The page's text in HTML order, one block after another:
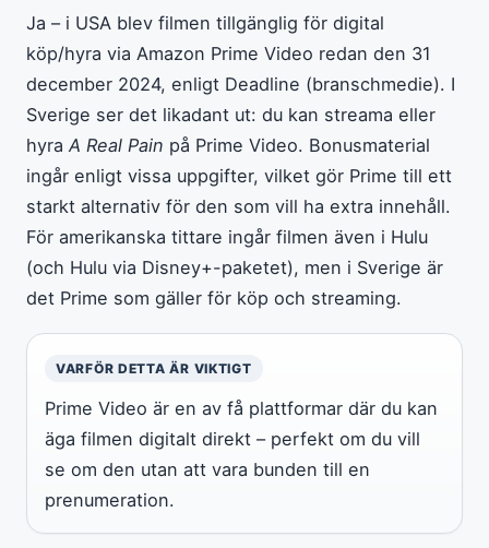
Ja – i USA blev filmen tillgänglig för digital
köp/hyra via Amazon Prime Video redan den 31
december 2024, enligt Deadline (branschmedie). I
Sverige ser det likadant ut: du kan streama eller
hyra A Real Pain på Prime Video. Bonusmaterial
ingår enligt vissa uppgifter, vilket gör Prime till ett
starkt alternativ för den som vill ha extra innehåll.
För amerikanska tittare ingår filmen även i Hulu
(och Hulu via Disney+-paketet), men i Sverige är
det Prime som gäller för köp och streaming.
VARFÖR DETTA ÄR VIKTIGT
Prime Video är en av få plattformar där du kan
äga filmen digitalt direkt – perfekt om du vill
se om den utan att vara bunden till en
prenumeration.